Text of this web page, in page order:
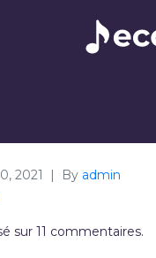
2021 By admin
sur 11 commentaires.